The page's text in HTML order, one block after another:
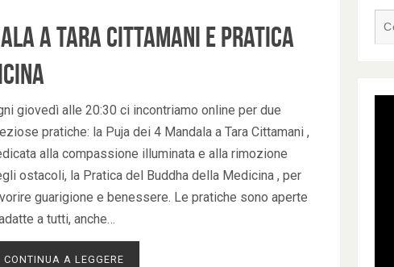
a Tara Cittamani e Pratica
giovedì alle 20:30 ci incontriamo online per due
pratiche: la Puja dei 4 Mandala a Tara Cittamani ,
alla compassione illuminata e alla rimozione
ostacoli, la Pratica del Buddha della Medicina , per
guarigione e benessere. ‍Le pratiche sono aperte
a tutti, anche…
CONTINUA A LEGGERE